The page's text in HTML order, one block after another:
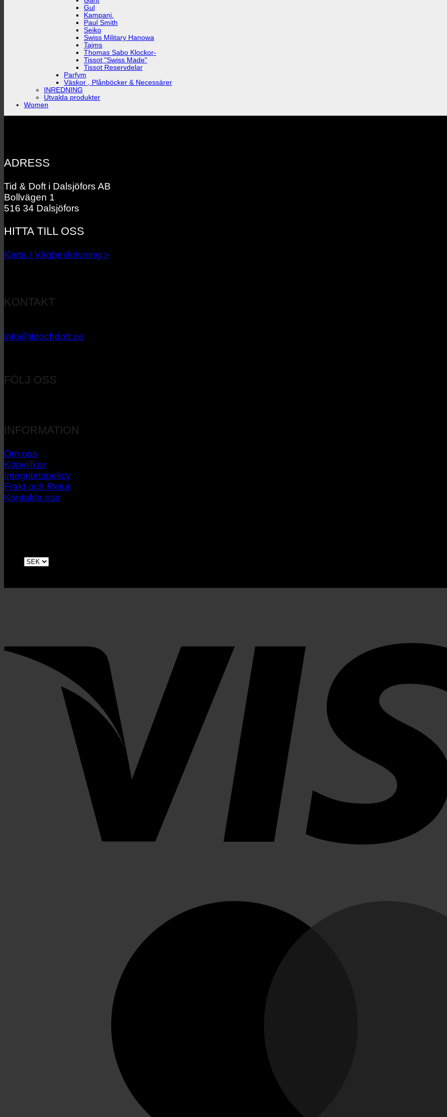
Gul
Kampanj.
Paul Smith
Seiko
Swiss Military Hanowa
Tajms
Thomas Sabo Klockor-
Tissot "Swiss Made"
Tissot Reservdelar
Parfym
Väskor , Plånböcker & Necessärer
INREDNING
Utvalda produkter
Women
ADRESS
Tid & Doft i Dalsjöfors AB
Bollvägen 1
516 34 Dalsjöfors
HITTA TILL OSS
Karta / Vägbeskrivning »
KONTAKT
info@tidochdoft.se
FÖLJ OSS
INFORMATION
Om oss
Köpvillkor
Integritetspolicy
Frakt och Retur
Kontakta oss